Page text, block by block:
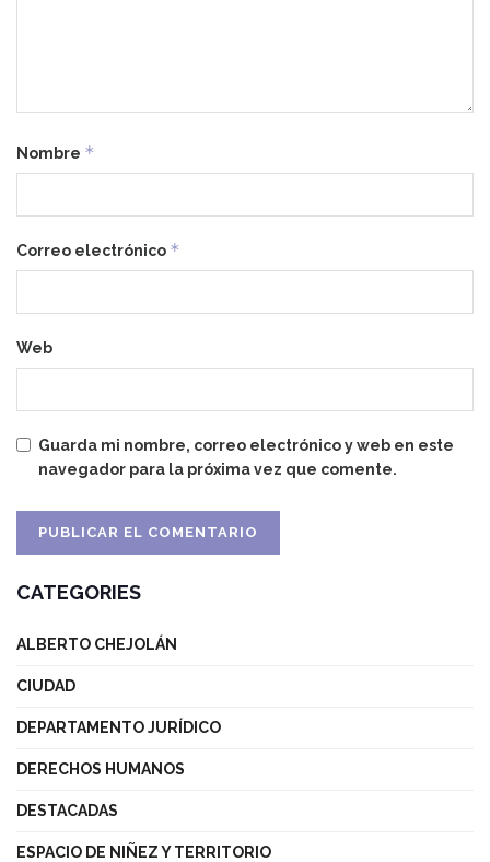
Nombre *
Correo electrónico *
Web
Guarda mi nombre, correo electrónico y web en este
navegador para la próxima vez que comente.
CATEGORIES
ALBERTO CHEJOLÁN
CIUDAD
DEPARTAMENTO JURÍDICO
DERECHOS HUMANOS
DESTACADAS
ESPACIO DE NIÑEZ Y TERRITORIO